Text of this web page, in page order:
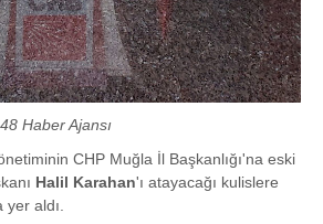
Haber Ajansı
CHP Muğla İl Başkanlığı'na eski
Halil Karahan'ı atayacağı kulislere
yer aldı.